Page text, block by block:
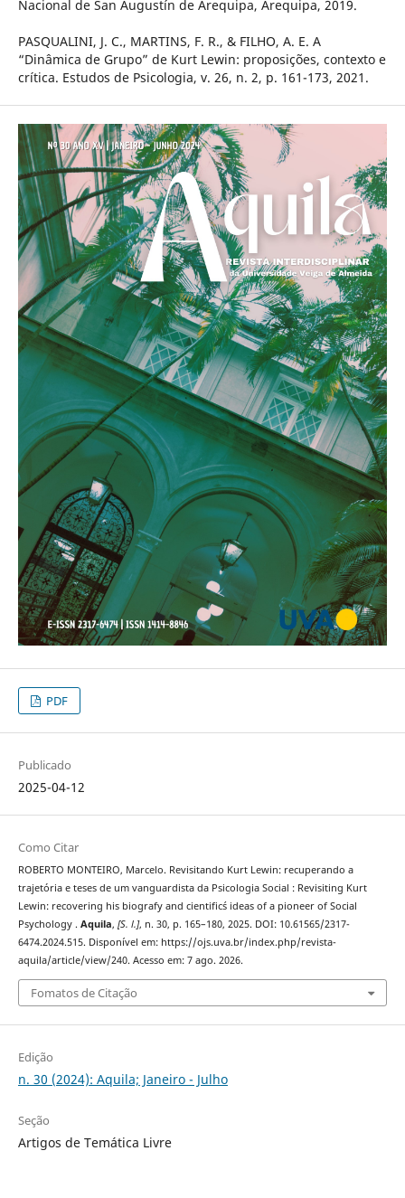
Nacional de San Augustín de Arequipa, Arequipa, 2019.
PASQUALINI, J. C., MARTINS, F. R., & FILHO, A. E. A
“Dinâmica de Grupo” de Kurt Lewin: proposições, contexto e
crítica. Estudos de Psicologia, v. 26, n. 2, p. 161-173, 2021.
PDF
Publicado
2025-04-12
Como Citar
ROBERTO MONTEIRO, Marcelo. Revisitando Kurt Lewin: recuperando a
trajetória e teses de um vanguardista da Psicologia Social : Revisiting Kurt
Lewin: recovering his biografy and cientific´s ideas of a pioneer of Social
Psychology . Aquila, [S. l.], n. 30, p. 165–180, 2025. DOI: 10.61565/2317-
6474.2024.515. Disponível em: https://ojs.uva.br/index.php/revista-
aquila/article/view/240. Acesso em: 7 ago. 2026.
Fomatos de Citação
Edição
n. 30 (2024): Aquila; Janeiro - Julho
Seção
Artigos de Temática Livre